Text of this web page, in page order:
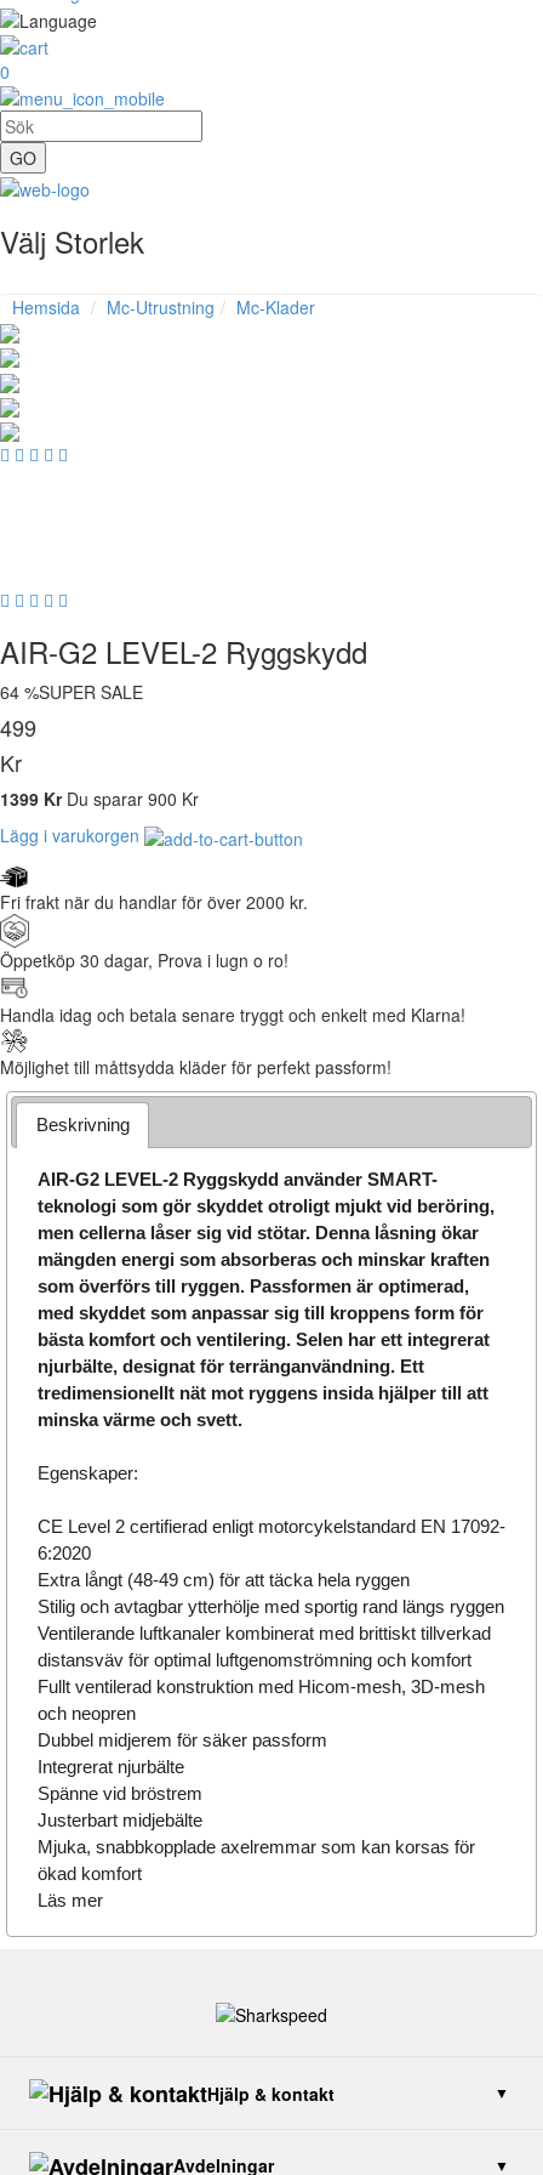
0
Välj Storlek
Hemsida Mc-Utrustning Mc-Klader
AIR-G2 LEVEL-2 Ryggskydd
64 %SUPER SALE
499
Kr
1399 Kr Du sparar 900 Kr
Lägg i varukorgen
Fri frakt när du handlar för över 2000 kr.
Öppetköp 30 dagar, Prova i lugn o ro!
Handla idag och betala senare tryggt och enkelt med Klarna!
Möjlighet till måttsydda kläder för perfekt passform!
Beskrivning
AIR-G2 LEVEL-2 Ryggskydd använder SMART-
teknologi som gör skyddet otroligt mjukt vid beröring,
men cellerna låser sig vid stötar. Denna låsning ökar
mängden energi som absorberas och minskar kraften
som överförs till ryggen. Passformen är optimerad,
med skyddet som anpassar sig till kroppens form för
bästa komfort och ventilering. Selen har ett integrerat
njurbälte, designat för terränganvändning. Ett
tredimensionellt nät mot ryggens insida hjälper till att
minska värme och svett.
Egenskaper:
CE Level 2 certifierad enligt motorcykelstandard EN 17092-
6:2020
Extra långt (48-49 cm) för att täcka hela ryggen
Stilig och avtagbar ytterhölje med sportig rand längs ryggen
Ventilerande luftkanaler kombinerat med brittiskt tillverkad
distansväv för optimal luftgenomströmning och komfort
Fullt ventilerad konstruktion med Hicom-mesh, 3D-mesh
och neopren
Dubbel midjerem för säker passform
Integrerat njurbälte
Spänne vid bröstrem
Justerbart midjebälte
Mjuka, snabbkopplade axelremmar som kan korsas för
ökad komfort
Läs mer
Hjälp & kontakt ▼
Kontakta oss
Avdelningar ▼